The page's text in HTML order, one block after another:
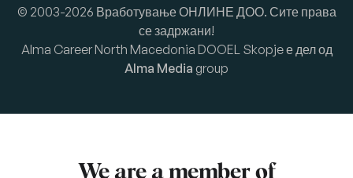
© 2003-2026 Вработување ОНЛИНЕ ДОО. Сите права
се задржани!
Alma Career North Macedonia DOOEL Skopje е дел од
Alma Media group
We are a member of